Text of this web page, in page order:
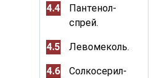
Пантенол-
спрей.
Левомеколь.
Солкосерил-